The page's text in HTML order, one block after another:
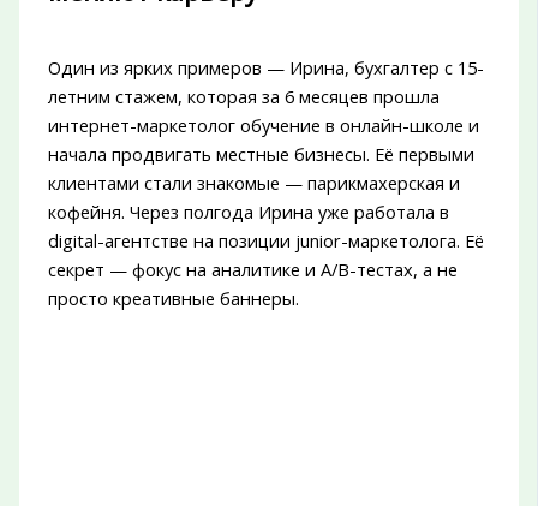
Один из ярких примеров — Ирина, бухгалтер с 15-
летним стажем, которая за 6 месяцев прошла
интернет-маркетолог обучение в онлайн-школе и
начала продвигать местные бизнесы. Её первыми
клиентами стали знакомые — парикмахерская и
кофейня. Через полгода Ирина уже работала в
digital-агентстве на позиции junior-маркетолога. Её
секрет — фокус на аналитике и A/B-тестах, а не
просто креативные баннеры.